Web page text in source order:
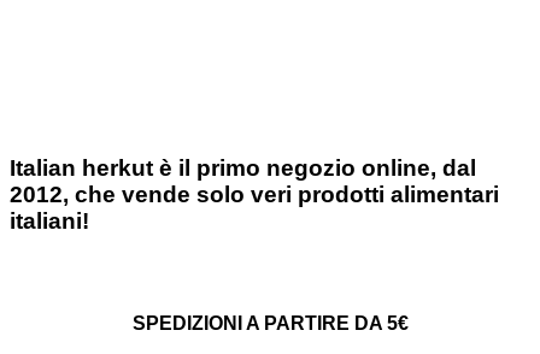
Italian herkut è il primo negozio online, dal
2012, che vende solo veri prodotti alimentari
italiani!
SPEDIZIONI A PARTIRE DA 5€